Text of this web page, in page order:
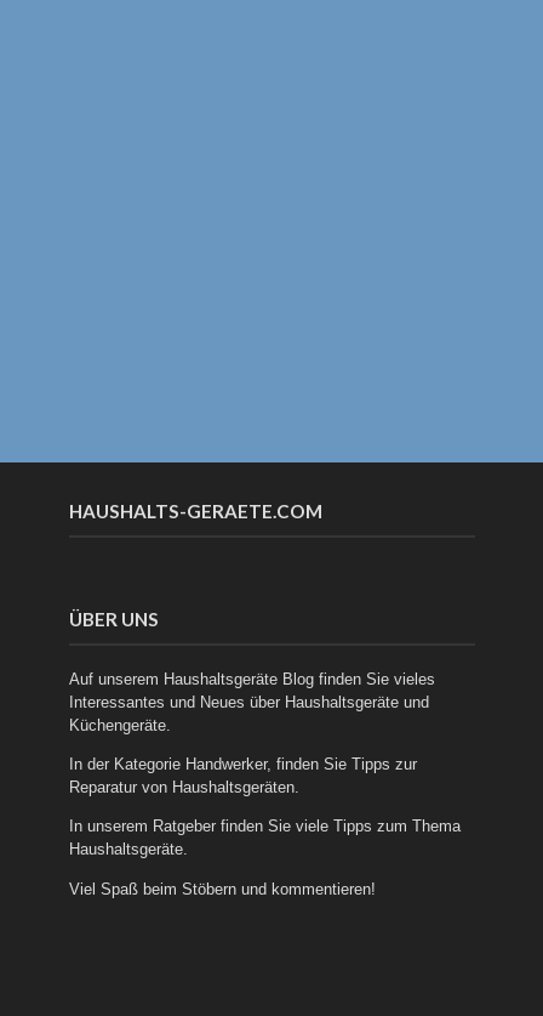
HAUSHALTS-GERAETE.COM
ÜBER UNS
Auf unserem Haushaltsgeräte Blog finden Sie vieles
Interessantes und Neues über Haushaltsgeräteund
Küchengeräte.
In der Kategorie Handwerker, finden Sie Tipps zur
Reparatur von Haushaltsgeräten.
In unserem Ratgeberfinden Sie viele Tipps zum Thema
Haushaltsgeräte.
Viel Spaß beim Stöbern und kommentieren!